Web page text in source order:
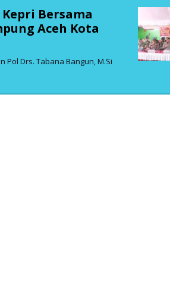
Bersama
Aceh Kota
Pol Drs. Tabana Bangun, M.Si